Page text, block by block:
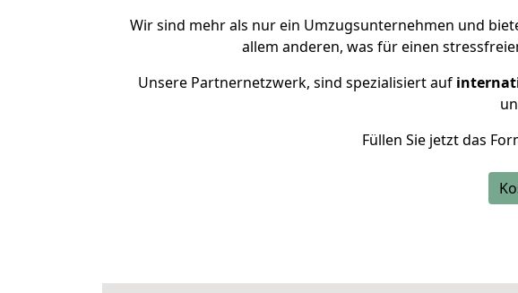
Wir sind mehr als nur ein Umzugsunternehmen und
allem anderen, was für einen
Unsere Partnernetzwerk, sind spezialisiert auf
Füllen Sie jetzt das